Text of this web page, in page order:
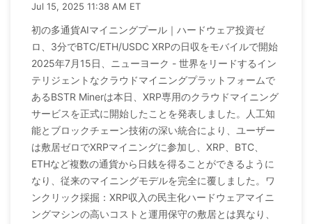
Jul 15, 2025 11:38 AM ET
初の多通貨AIマイニングプール｜ハードウェア投資ゼ
ロ、3分でBTC/ETH/USDC XRPの日収をモバイルで開始
2025年7月15日、ニューヨーク - 世界をリードするイン
テリジェントなクラウドマイニングプラットフォームで
あるBSTR Minerは本日、XRP専用のクラウドマイニング
サービスを正式に開始したことを発表しました。人工知
能とブロックチェーン技術の深い統合により、ユーザー
は敷居ゼロでXRPマイニングに参加し、XRP、BTC、
ETHなど複数の通貨から日銭を得ることができるように
なり、従来のマイニングモデルを完全に覆しました。ワ
ンクリック採掘：XRP収入の民主化ハードウェアマイニ
ングマシンの高いコストと運用保守の敷居とは異なり、